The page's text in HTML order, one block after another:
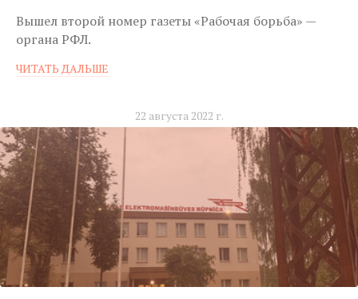
Вышел второй номер газеты «Рабочая борьба» —
органа РФЛ.
ЧИТАТЬ ДАЛЬШЕ
22 августа 2022 г.